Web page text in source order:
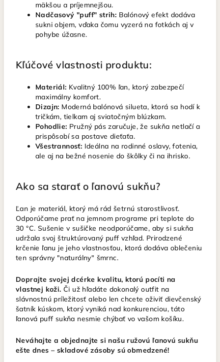
mäkšou a príjemnejšou.
Nadčasový "puff" strih: Balónový efekt dodáva
sukni objem, vďaka čomu vyzerá na fotkách aj v
pohybe úžasne.
Kľúčové vlastnosti produktu:
Materiál: Kvalitný 100% ľan, ktorý zabezpečí
maximálny komfort.
Dizajn: Moderná balónová silueta, ktorá sa hodí k
tričkám, tielkam aj sviatočným blúzkam.
Pohodlie: Pružný pás zaručuje, že sukňa netlačí a
prispôsobí sa postave dieťaťa.
Všestrannosť: Ideálna na rodinné oslavy, fotenia,
ale aj na bežné nosenie do škôlky či na ihrisko.
Ako sa starať o ľanovú sukňu?
Ľan je materiál, ktorý má rád šetrnú starostlivosť.
Odporúčame prať na jemnom programe pri teplote do
30 °C. Sušenie v sušičke neodporúčame, aby si sukňa
udržala svoj štruktúrovaný puff vzhľad. Prirodzené
krčenie ľanu je jeho vlastnosťou, ktorá dodáva oblečeniu
ten správny "naturálny" šmrnc.
Doprajte svojej dcérke kvalitu, ktorú pocíti na
vlastnej koži. Či už hľadáte dokonalý outfit na
slávnostnú príležitosť alebo len chcete oživiť dievčenský
šatník kúskom, ktorý vyniká nad konkurenciou, táto
ľanová puff sukňa nesmie chýbať vo vašom košíku.
Neváhajte a objednajte si našu ružovú ľanovú sukňu
ešte dnes – skladové zásoby sú obmedzené!